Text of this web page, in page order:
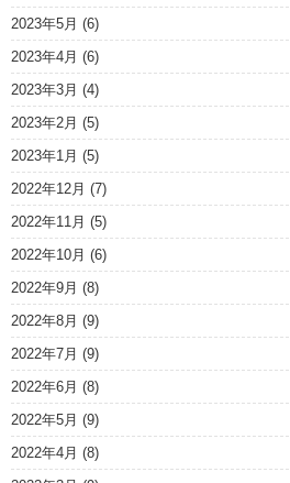
2023年5月 (6)
2023年4月 (6)
2023年3月 (4)
2023年2月 (5)
2023年1月 (5)
2022年12月 (7)
2022年11月 (5)
2022年10月 (6)
2022年9月 (8)
2022年8月 (9)
2022年7月 (9)
2022年6月 (8)
2022年5月 (9)
2022年4月 (8)